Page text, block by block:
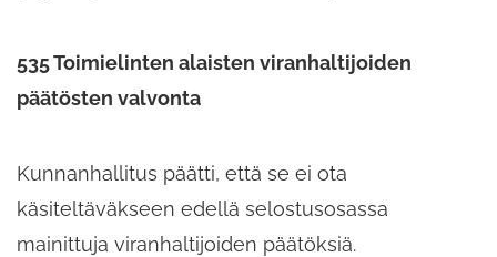
535 Toimielinten alaisten viranhaltijoiden
päätösten valvonta
Kunnanhallitus päätti, että se ei ota
käsiteltäväkseen edellä selostusosassa
mainittuja viranhaltijoiden päätöksiä.